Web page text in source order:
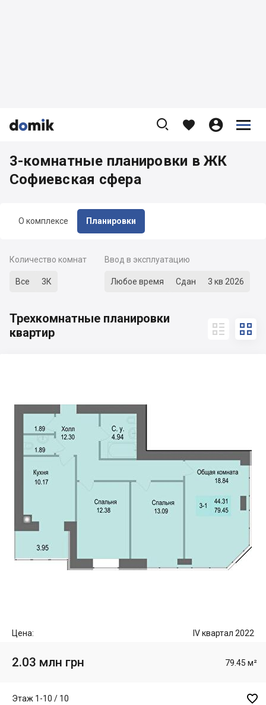


    


О комплексе Планировки
3-комнатные планировки в ЖК
Софиевская сфера
Количество комнат
Все 3К
Ввод в эксплуатацию
Любое время Сдан 3 кв 2026
Трехкомнатные планировки
квартир
 
Цена: IV квартал 2022
2.03 млн грн 79.45 м²
Этаж 1-10 / 10 